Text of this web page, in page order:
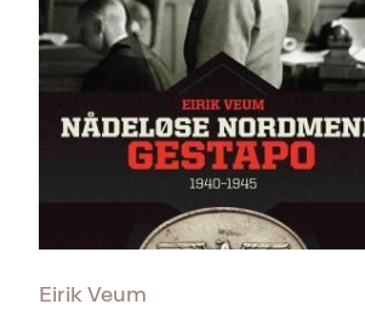
Eirik Veum